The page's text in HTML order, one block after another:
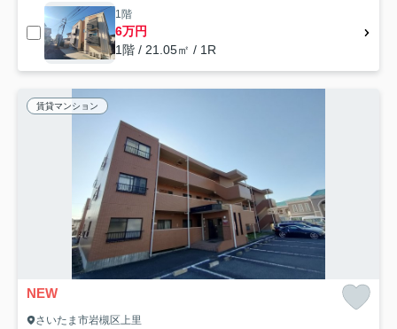
1階
6万円
1階 / 21.05㎡ / 1R
賃貸マンション
NEW
さいたま市岩槻区上里